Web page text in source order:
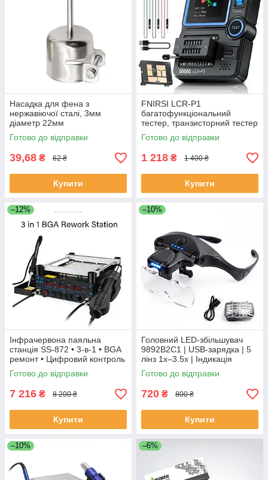
Насадка для фена з
нержавіючої сталі, 3мм
діаметр 22мм
Готово до відправки
39,68 ₴ 62 ₴
Купити
FNIRSI LCR-P1
багатофункціональний
тестер, транзисторний тестер
LCR ESR, тестер компонентів
MOSFET JFET, LCR метр з ІК
декодером,
Готово до відправки
1 218 ₴ 1 400 ₴
Купити
–12%
Інфрачервона паяльна
станція SS-872 • 3-в-1 • BGA
ремонт • Цифровий контроль
Готово до відправки
7 216 ₴ 8 200 ₴
Купити
–10%
Головний LED-збільшувач
9892B2C1 | USB-зарядка | 5
лінз 1x–3.5x | Індикація
заряду | Для ремонту
Готово до відправки
720 ₴ 800 ₴
Купити
–10% –6%